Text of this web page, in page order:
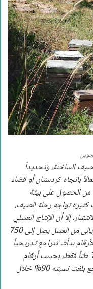
على جبال بنجوين
الساخنة، وتحديداً
باتجاه كردستان أو قضاء
من الحصول على بيئة
كثيرة تواجه رحلة الصيف،
إلا أن الإنتاج العسلي
منخفض من دون معرفة الأسباب. كان إنتاج ديالى من العسل يصل إلى 750
عامي 2008 و 2009، لكن الأرقام بدأت تتراجع تدريجياً
حتى وصلت في العام الماضي إلى أقل من 75 طناً فقط، بحسب أرقام
جمعية النحالين في ديالى، مما يعني أن التراجع بلغت نسبته 90% خلال